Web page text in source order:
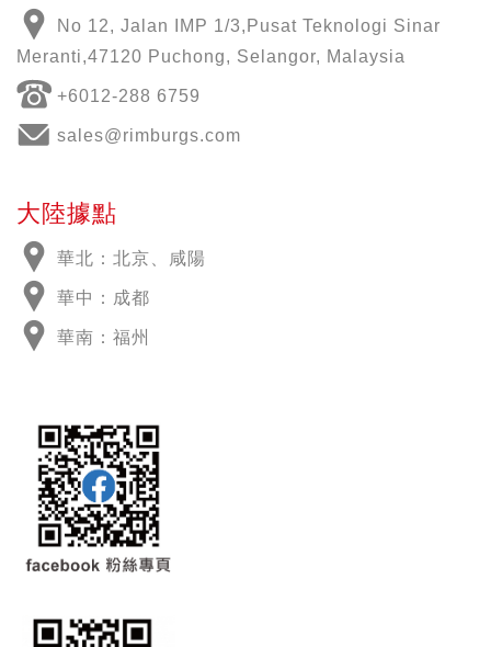
No 12, Jalan IMP 1/3,Pusat Teknologi Sinar
Meranti,47120 Puchong, Selangor, Malaysia
+6012-288 6759
sales@rimburgs.com
大陸據點
華北：北京、咸陽
華中：成都
華南：福州